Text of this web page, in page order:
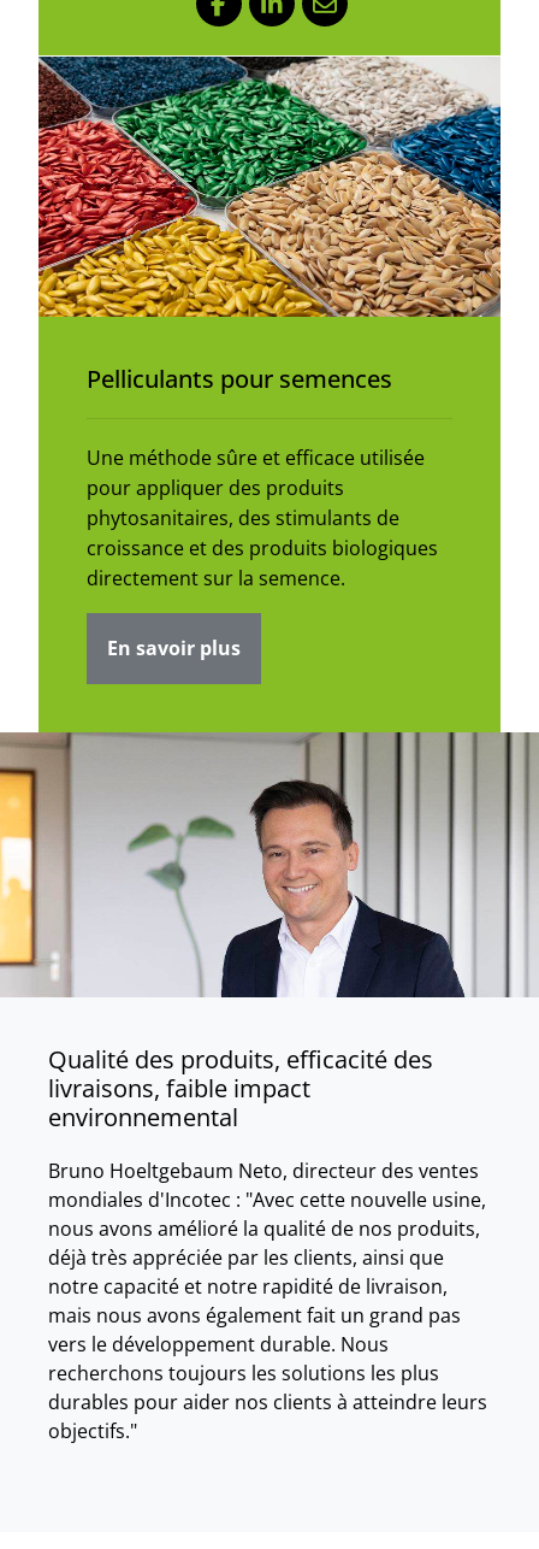
FacebookLinkedIn
Mail
Pelliculants pour semences
Une méthode sûre et efficace utilisée
pour appliquer des produits
phytosanitaires, des stimulants de
croissance et des produits biologiques
directement sur la semence.
En savoir plus
Qualité des produits, efficacité des
livraisons, faible impact
environnemental
Bruno Hoeltgebaum Neto, directeur des ventes
mondiales d'Incotec : "Avec cette nouvelle usine,
nous avons amélioré la qualité de nos produits,
déjà très appréciée par les clients, ainsi que
notre capacité et notre rapidité de livraison,
mais nous avons également fait un grand pas
vers le développement durable. Nous
recherchons toujours les solutions les plus
durables pour aider nos clients à atteindre leurs
objectifs."